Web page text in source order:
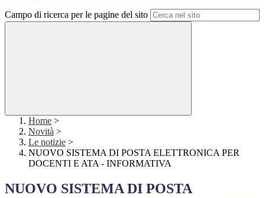
Campo di ricerca per le pagine del sito
Home >
Novità >
Le notizie >
NUOVO SISTEMA DI POSTA ELETTRONICA PER
DOCENTI E ATA - INFORMATIVA
NUOVO SISTEMA DI POSTA